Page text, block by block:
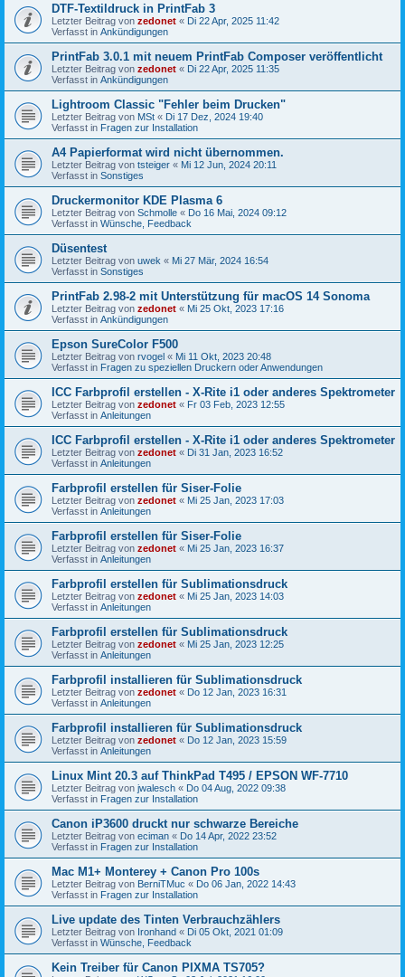
DTF-Textildruck in PrintFab 3
Letzter Beitrag von zedonet « Di 22 Apr, 2025 11:42
Verfasst in Ankündigungen
PrintFab 3.0.1 mit neuem PrintFab Composer veröffentlicht
Letzter Beitrag von zedonet « Di 22 Apr, 2025 11:35
Verfasst in Ankündigungen
Lightroom Classic "Fehler beim Drucken"
Letzter Beitrag von MSt « Di 17 Dez, 2024 19:40
Verfasst in Fragen zur Installation
A4 Papierformat wird nicht übernommen.
Letzter Beitrag von tsteiger « Mi 12 Jun, 2024 20:11
Verfasst in Sonstiges
Druckermonitor KDE Plasma 6
Letzter Beitrag von Schmolle « Do 16 Mai, 2024 09:12
Verfasst in Wünsche, Feedback
Düsentest
Letzter Beitrag von uwek « Mi 27 Mär, 2024 16:54
Verfasst in Sonstiges
PrintFab 2.98-2 mit Unterstützung für macOS 14 Sonoma
Letzter Beitrag von zedonet « Mi 25 Okt, 2023 17:16
Verfasst in Ankündigungen
Epson SureColor F500
Letzter Beitrag von rvogel « Mi 11 Okt, 2023 20:48
Verfasst in Fragen zu speziellen Druckern oder Anwendungen
ICC Farbprofil erstellen - X-Rite i1 oder anderes Spektrometer
Letzter Beitrag von zedonet « Fr 03 Feb, 2023 12:55
Verfasst in Anleitungen
ICC Farbprofil erstellen - X-Rite i1 oder anderes Spektrometer
Letzter Beitrag von zedonet « Di 31 Jan, 2023 16:52
Verfasst in Anleitungen
Farbprofil erstellen für Siser-Folie
Letzter Beitrag von zedonet « Mi 25 Jan, 2023 17:03
Verfasst in Anleitungen
Farbprofil erstellen für Siser-Folie
Letzter Beitrag von zedonet « Mi 25 Jan, 2023 16:37
Verfasst in Anleitungen
Farbprofil erstellen für Sublimationsdruck
Letzter Beitrag von zedonet « Mi 25 Jan, 2023 14:03
Verfasst in Anleitungen
Farbprofil erstellen für Sublimationsdruck
Letzter Beitrag von zedonet « Mi 25 Jan, 2023 12:25
Verfasst in Anleitungen
Farbprofil installieren für Sublimationsdruck
Letzter Beitrag von zedonet « Do 12 Jan, 2023 16:31
Verfasst in Anleitungen
Farbprofil installieren für Sublimationsdruck
Letzter Beitrag von zedonet « Do 12 Jan, 2023 15:59
Verfasst in Anleitungen
Linux Mint 20.3 auf ThinkPad T495 / EPSON WF-7710
Letzter Beitrag von jwalesch « Do 04 Aug, 2022 09:38
Verfasst in Fragen zur Installation
Canon iP3600 druckt nur schwarze Bereiche
Letzter Beitrag von eciman « Do 14 Apr, 2022 23:52
Verfasst in Fragen zur Installation
Mac M1+ Monterey + Canon Pro 100s
Letzter Beitrag von BerniTMuc « Do 06 Jan, 2022 14:43
Verfasst in Fragen zur Installation
Live update des Tinten Verbrauchzählers
Letzter Beitrag von Ironhand « Di 05 Okt, 2021 01:09
Verfasst in Wünsche, Feedback
Kein Treiber für Canon PIXMA TS705?